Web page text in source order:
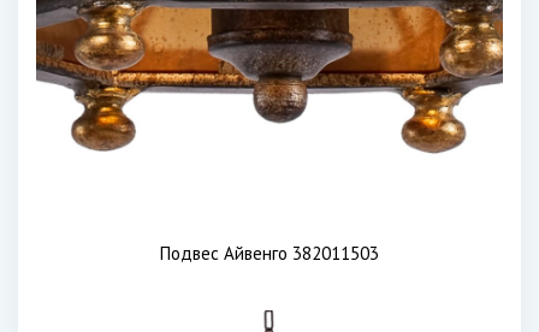
Подвес Айвенго 382011503